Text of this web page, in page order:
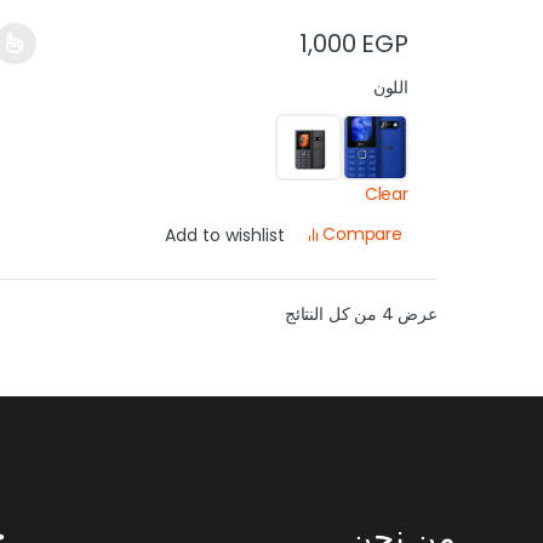
1,000 EGP
اللون
Clear
Compare
Add to wishlist
عرض ⁦4⁩ من كل النتائج